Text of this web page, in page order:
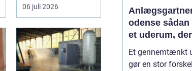
06 juli 2026
odense sådan får du
et uderum, der
holder i mange
Et gennemtænkt
gør en stor